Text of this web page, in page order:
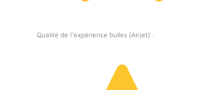
Qualité de l’expérience bulles (Airjet) :